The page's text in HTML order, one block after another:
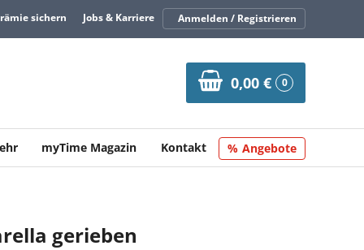
sichern Jobs & Karriere Anmelden / Registrieren
0,00 € 0
myTime Magazin Kontakt Angebote
gerieben